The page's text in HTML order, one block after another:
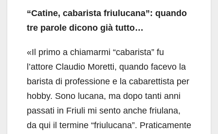
“Catine, cabarista friulucana”: quando
tre parole dicono già tutto…
«Il primo a chiamarmi “cabarista” fu
l’attore Claudio Moretti, quando facevo la
barista di professione e la cabarettista per
hobby. Sono lucana, ma dopo tanti anni
passati in Friuli mi sento anche friulana,
da qui il termine “friulucana”. Praticamente